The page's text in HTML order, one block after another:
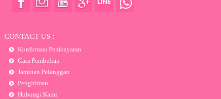
CONTACT US :
Konfirmasi Pembayaran
Cara Pembelian
Jaminan Pelanggan
Pengiriman
Hubungi Kami